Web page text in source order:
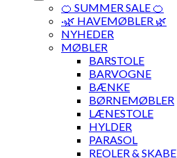
🍊 SUMMER SALE 🍊
·🌿 HAVEMØBLER 🌿
NYHEDER
MØBLER
BARSTOLE
BARVOGNE
BÆNKE
BØRNEMØBLER
LÆNESTOLE
HYLDER
PARASOL
REOLER & SKABE